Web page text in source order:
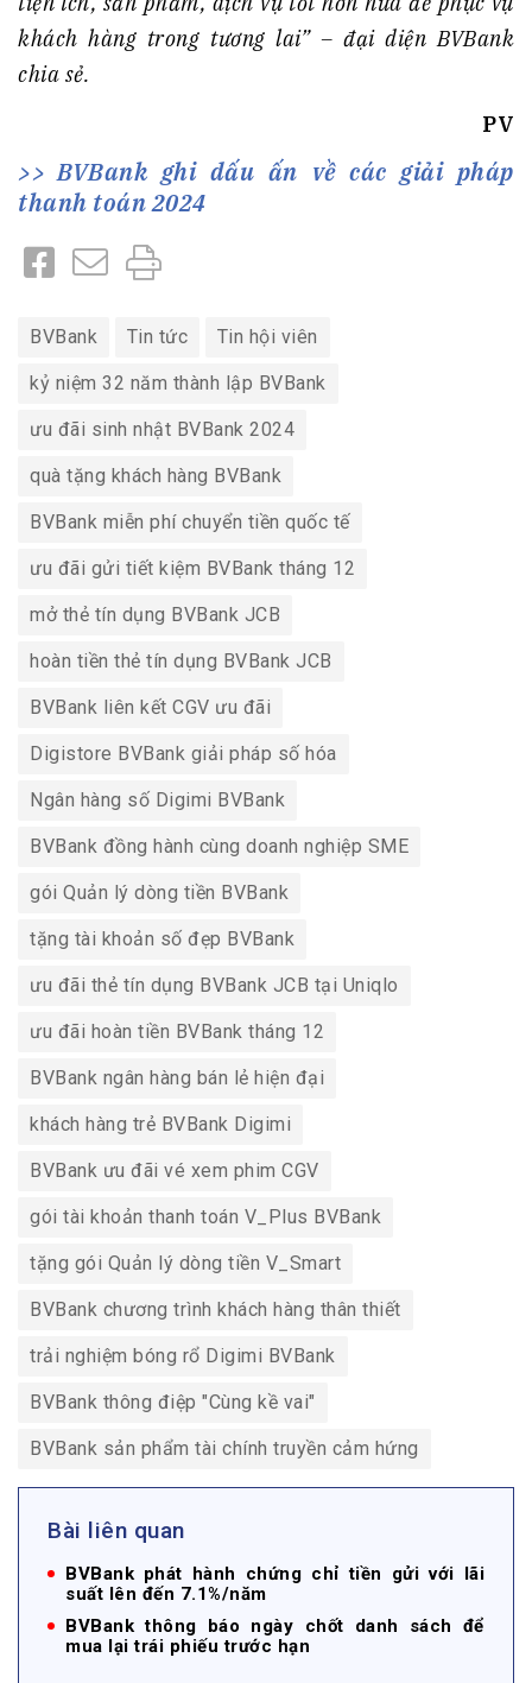
khách hàng trong tương lai” – đại diện BVBank
chia sẻ.
PV
BVBank ghi dấu ấn về các giải pháp
thanh toán 2024
BVBank Tin tức Tin hội viên
kỷ niệm 32 năm thành lập BVBank
ưu đãi sinh nhật BVBank 2024
quà tặng khách hàng BVBank
BVBank miễn phí chuyển tiền quốc tế
ưu đãi gửi tiết kiệm BVBank tháng 12
mở thẻ tín dụng BVBank JCB
hoàn tiền thẻ tín dụng BVBank JCB
BVBank liên kết CGV ưu đãi
Digistore BVBank giải pháp số hóa
Ngân hàng số Digimi BVBank
BVBank đồng hành cùng doanh nghiệp SME
gói Quản lý dòng tiền BVBank
tặng tài khoản số đẹp BVBank
ưu đãi thẻ tín dụng BVBank JCB tại Uniqlo
ưu đãi hoàn tiền BVBank tháng 12
BVBank ngân hàng bán lẻ hiện đại
khách hàng trẻ BVBank Digimi
BVBank ưu đãi vé xem phim CGV
gói tài khoản thanh toán V_Plus BVBank
tặng gói Quản lý dòng tiền V_Smart
BVBank chương trình khách hàng thân thiết
trải nghiệm bóng rổ Digimi BVBank
BVBank thông điệp "Cùng kề vai"
BVBank sản phẩm tài chính truyền cảm hứng
Bài liên quan
BVBank phát hành chứng chỉ tiền gửi với lãi
suất lên đến 7.1%/năm
BVBank thông báo ngày chốt danh sách để
mua lại trái phiếu trước hạn